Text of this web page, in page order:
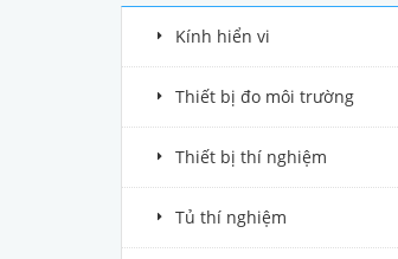
Kính hiển vi
Thiết bị đo môi trường
Thiết bị thí nghiệm
Tủ thí nghiệm